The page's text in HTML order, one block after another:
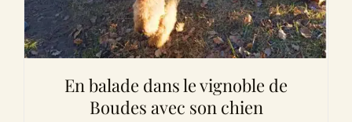
En balade dans le vignoble de
Boudes avec son chien